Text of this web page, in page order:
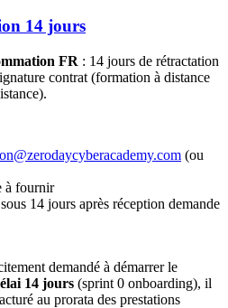
14 jours
FR : 14 jours de rétractation
contrat (formation à distance
(ou
à fournir
14 jours après réception demande
demandé à démarrer le
14 jours (sprint 0 onboarding), il
au prorata des prestations